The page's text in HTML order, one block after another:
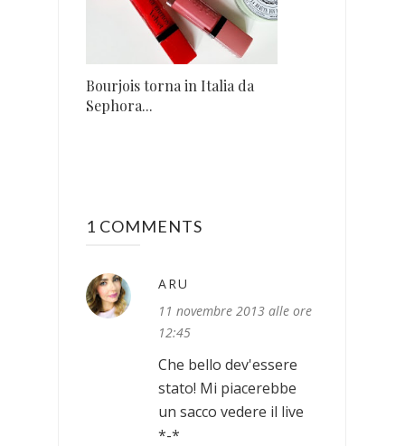
Bourjois torna in Italia da
Sephora...
1 COMMENTS
ARU
11 novembre 2013 alle ore
12:45
Che bello dev'essere
stato! Mi piacerebbe
un sacco vedere il live
*-*